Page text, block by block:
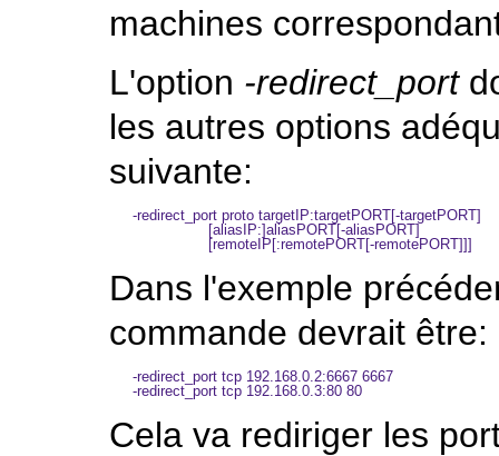
machines
L'option -redirect_port
les autres options
suivante:
-redirect_port proto targetIP:targetPORT[-targetPORT]
                 [aliasIP:]aliasPORT[-aliasPORT]
Dans l'exemple
commande devrait être:
-redirect_port tcp 192.168.0.2:6667 6667
-redirect_port tcp 192.168.0.3:80 80
Cela va rediriger les